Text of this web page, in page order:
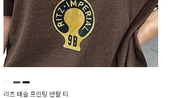
리츠 태슬 프린팅 반팔 티